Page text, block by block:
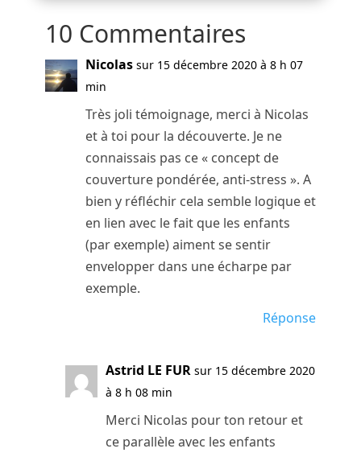
10 Commentaires
Nicolas sur 15 décembre 2020 à 8 h 07
min
Très joli témoignage, merci à Nicolas
et à toi pour la découverte. Je ne
connaissais pas ce « concept de
couverture pondérée, anti-stress ». A
bien y réfléchir cela semble logique et
en lien avec le fait que les enfants
(par exemple) aiment se sentir
envelopper dans une écharpe par
exemple.
Réponse
Astrid LE FUR sur 15 décembre 2020
à 8 h 08 min
Merci Nicolas pour ton retour et
ce parallèle avec les enfants